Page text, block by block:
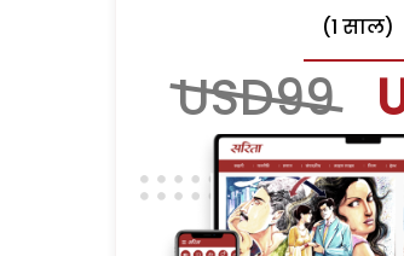
(1 साल)
USD99